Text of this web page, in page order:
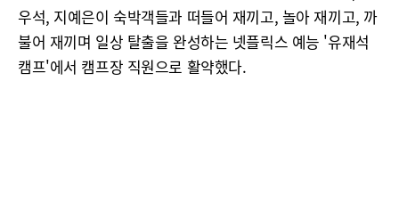
우석, 지예은이 숙박객들과 떠들어 재끼고, 놀아 재끼고, 까
불어 재끼며 일상 탈출을 완성하는 넷플릭스 예능 '유재석
캠프'에서 캠프장 직원으로 활약했다.